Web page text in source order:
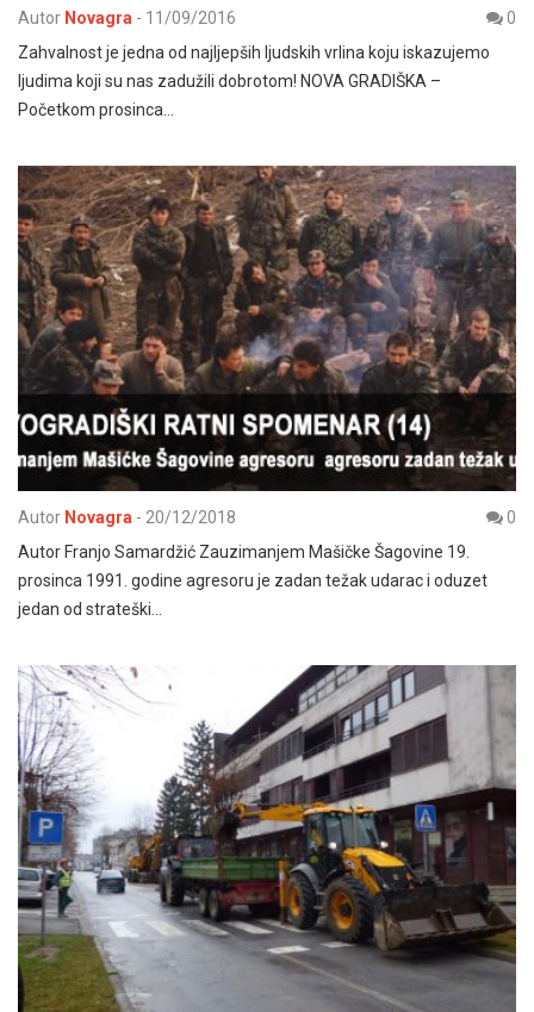
Autor Novagra - 11/09/2016
0
Zahvalnost je jedna od najljepših ljudskih vrlina koju iskazujemo
ljudima koji su nas zadužili dobrotom! NOVA GRADIŠKA –
Početkom prosinca…
Autor Novagra - 20/12/2018
0
Autor Franjo Samardžić Zauzimanjem Mašičke Šagovine 19.
prosinca 1991. godine agresoru je zadan težak udarac i oduzet
jedan od strateški…